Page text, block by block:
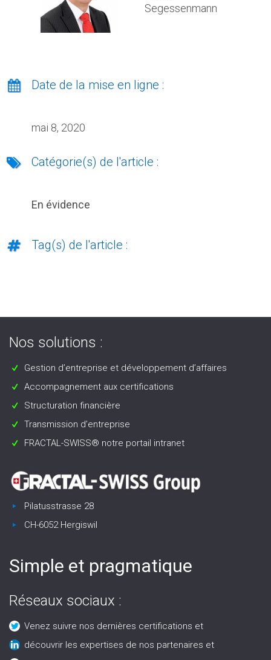
Segessenmann
Date de la mise en ligne :
mai 8, 2020
Catégorie(s) de l'article :
En évidence
Tag(s) de l'article :
Nos solutions :
Gestion d’entreprise et développement d’affaires
Accompagnement aux certifications
Structuration financière
Transmission d’entreprise
FRACTAL-SWISS® notre portail intranet
Pilatusstrasse 28
CH-6052 Hergiswil
Simple et pragmatique
Réseaux sociaux :
Venez suivre nos dernières certifications et
découvrir les expertises de nos partenaires et